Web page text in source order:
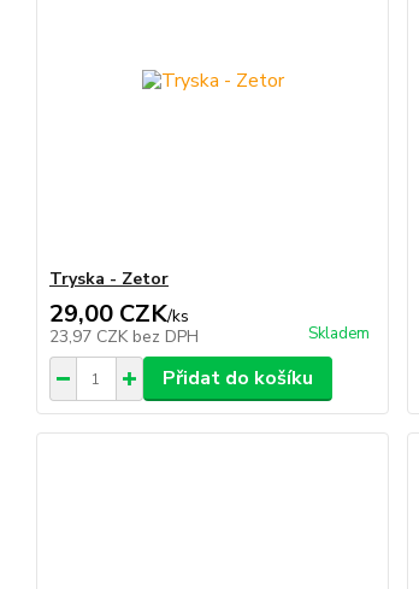
Tryska - Zetor
29,00 CZK/ks
23,97 CZK bez DPH Skladem
Přidat do košíku